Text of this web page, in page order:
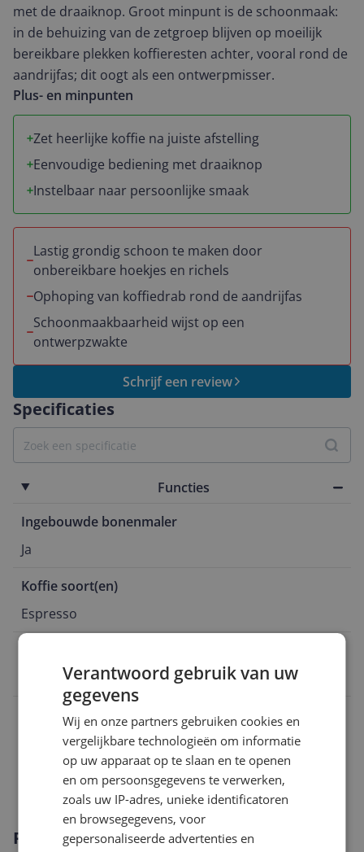
Specificaties
Functies
Ingebouwde bonenmaler
Ja
Koffie soort(en)
Espresso
4260083466759
Algemeen
Capaciteit
Technisch
Productomschrijving
met de draaiknop. Groot minpunt is de schoonmaak:
in de behuizing van de zetgroep blijven op moeilijk
bereikbare plekken koffieresten achter, vooral rond de
aandrijfas; dit oogt als een ontwerpmisser.
Plus- en minpunten
Zet heerlijke koffie na juiste afstelling
Eenvoudige bediening met draaiknop
Instelbaar naar persoonlijke smaak
Lastig grondig schoon te maken door
onbereikbare hoekjes en richels
Ophoping van koffiedrab rond de aandrijfas
Schoonmaakbaarheid wijst op een
ontwerpzwakte
Schrijf een review
Verantwoord gebruik van uw
gegevens
Wij en onze partners gebruiken cookies en
vergelijkbare technologieën om informatie
op uw apparaat op te slaan en te openen
en om persoonsgegevens te verwerken,
zoals uw IP-adres, unieke identificatoren
en browsegegevens, voor
gepersonaliseerde advertenties en